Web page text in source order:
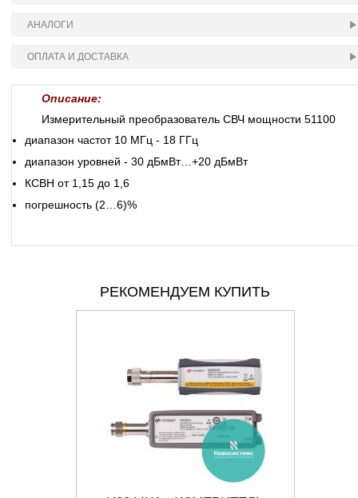
АНАЛОГИ
ОПЛАТА И ДОСТАВКА
Описание:
Измерительный преобразователь СВЧ мощности 51100
диапазон частот 10 МГц - 18 ГГц
диапазон уровней - 30 дБмВт…+20 дБмВт
КСВН от 1,15 до 1,6
погрешность (2…6)%
РЕКОМЕНДУЕМ КУПИТЬ